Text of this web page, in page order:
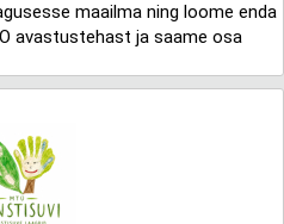
maailma ning loome enda
avastustehast ja saame osa